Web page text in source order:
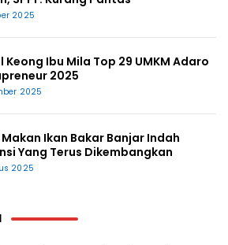
2025
Keong Ibu Mila Top 29 UMKM Adaro
2025
2025
Makan Ikan Bakar Banjar Indah
Yang Terus Dikembangkan
2025